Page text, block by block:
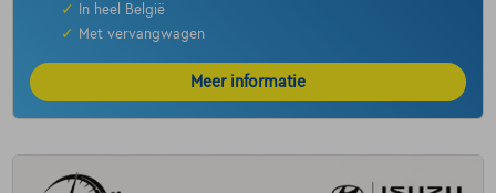
✓
In heel België
✓
Met vervangwagen
Meer informatie